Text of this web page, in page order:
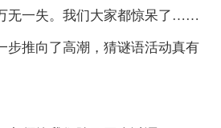
无一失。我们大家都惊呆了……
步推向了高潮，猜谜语活动真有